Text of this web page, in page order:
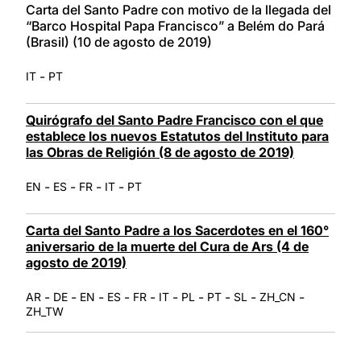
Carta del Santo Padre con motivo de la llegada del
“Barco Hospital Papa Francisco” a Belém do Pará
(Brasil) (10 de agosto de 2019)
IT - PT
Quirógrafo del Santo Padre Francisco con el que
establece los nuevos Estatutos del Instituto para
las Obras de Religión (8 de agosto de 2019)
EN - ES - FR - IT - PT
Carta del Santo Padre a los Sacerdotes en el 160°
aniversario de la muerte del Cura de Ars (4 de
agosto de 2019)
AR - DE - EN - ES - FR - IT - PL - PT - SL - ZH_CN -
ZH_TW